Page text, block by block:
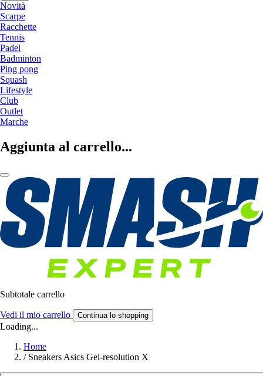
Novità
Scarpe
Racchette
Tennis
Padel
Badminton
Ping pong
Squash
Lifestyle
Club
Outlet
Marche
Aggiunta al carrello...
Subtotale carrello
Vedi il mio carrello Continua lo shopping
Loading...
Home
/ Sneakers Asics Gel-resolution X